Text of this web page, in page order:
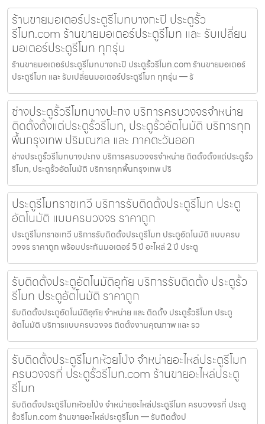
ร้านขายมอเตอร์ประตูรีโมทบางกะปิ ประตูรั้ว
รีโมท.com ร้านขายมอเตอร์ประตูรีโมท และ รับเปลี่ยน
มอเตอร์ประตูรีโมท ทุกรุ่น
ร้านขายมอเตอร์ประตูรีโมทบางกะปิ ประตูรั้วรีโมท.com ร้านขายมอเตอร์
ประตูรีโมท และ รับเปลี่ยนมอเตอร์ประตูรีโมท ทุกรุ่น — รั
ช่างประตูรั้วรีโมทบางปะกง บริการครบวงจรจำหน่าย
ติดตั้งตั้งแต่ประตูรั้วรีโมท, ประตูรั้วอัตโนมัติ บริการทุก
พื้นกรุงเทพ ปริมณฑล และ ภาคตะวันออก
ช่างประตูรั้วรีโมทบางปะกง บริการครบวงจรจำหน่าย ติดตั้งตั้งแต่ประตูรั้ว
รีโมท, ประตูรั้วอัตโนมัติ บริการทุกพื้นกรุงเทพ ปริ
ประตูรีโมทราชเทวี บริการรับติดตั้งประตูรีโมท ประตู
อัตโนมัติ แบบครบวงจร ราคาถูก
ประตูรีโมทราชเทวี บริการรับติดตั้งประตูรีโมท ประตูอัตโนมัติ แบบครบ
วงจร ราคาถูก พร้อมประกันมอเตอร์ 5 ปี อะไหล่ 2 ปี ประตู
รับติดตั้งประตูอัตโนมัติอุทัย บริการรับติดตั้ง ประตูรั้ว
รีโมท ประตูอัตโนมัติ ราคาถูก
รับติดตั้งประตูอัตโนมัติอุทัย จำหน่าย และ ติดตั้ง ประตูรั้วรีโมท ประตู
อัตโนมัติ บริการแบบครบวงจร ติดตั้งงานคุณภาพ และ รว
รับติดตั้งประตูรีโมทห้วยโป่ง จำหน่ายอะไหล่ประตูรีโมท
ครบวงจรที่ ประตูรั้วรีโมท.com ร้านขายอะไหล่ประตู
รีโมท
รับติดตั้งประตูรีโมทห้วยโป่ง จำหน่ายอะไหล่ประตูรีโมท ครบวงจรที่ ประตู
รั้วรีโมท.com ร้านขายอะไหล่ประตูรีโมท — รับติดตั้งป